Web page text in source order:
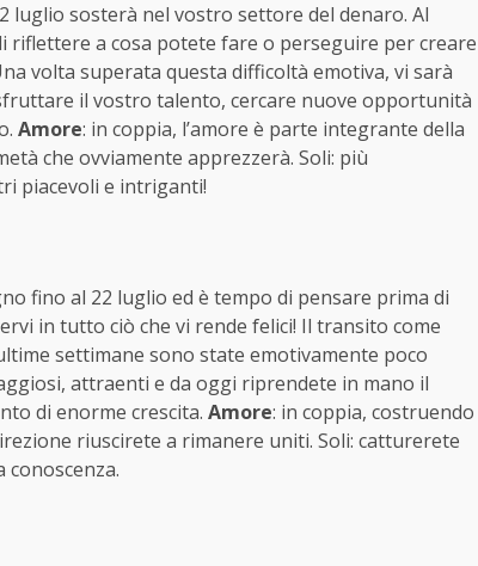
luglio sosterà nel vostro settore del denaro. Al
a cosa potete fare o perseguire per creare
volta superata questa difficoltà emotiva, vi sarà
il vostro talento, cercare nuove opportunità
Amore: in coppia, l’amore è parte integrante della
che ovviamente apprezzerà. Soli: più
piacevoli e intriganti!
fino al 22 luglio ed è tempo di pensare prima di
in tutto ciò che vi rende felici! Il transito come
settimane sono state emotivamente poco
attraenti e da oggi riprendete in mano il
di enorme crescita. Amore: in coppia, costruendo
riuscirete a rimanere uniti. Soli: catturerete